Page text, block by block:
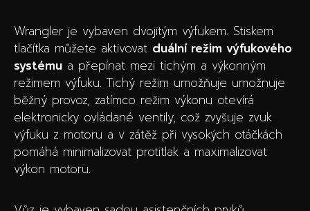
Wrangler je vybaven dvojitým výfukem. Stiskem
tlačítka můžete aktivovat duální režim výfukového
systému a přepínat mezi tichým a výkonným
režimem výfuku. Tichý režim umožňuje umožnuje
běžný provoz, zatímco režim výkonu otevírá
elektronicky ovládané ventily, což zvyšuje zvuk
výfuku z motoru a v zátěž při vysokých otáčkách
pomáhá minimalizovat protitlak a maximalizovat
výkon motoru.